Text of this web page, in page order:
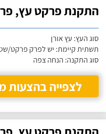
התקנת פרקט עץ,
סוג העץ: עץ אורן
תשתית קיימת: יש לפרק פרקט/
סוג התקנה: הנחה צפה
לצפייה בהצעות